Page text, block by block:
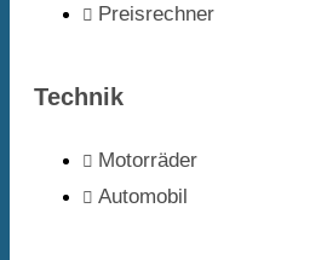
Preisrechner
Technik
Motorräder
Automobil